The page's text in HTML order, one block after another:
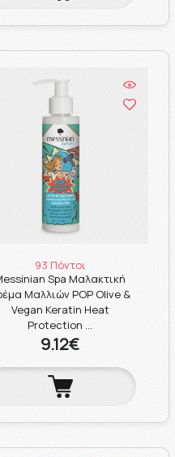
93 Πόντοι
Spa Μαλακτική
Μαλλιών POP Olive &
Vegan Keratin Heat
Protection …
9.12€